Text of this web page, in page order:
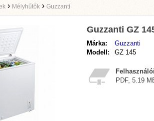
› Mélyhűtők › Guzzanti
Guzzanti GZ
Márka:
Guzzanti
Modell:
GZ 145
PDF, 5.19